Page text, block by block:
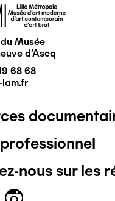
Musée
d'Ascq
68 68
lam.fr
nous sur les